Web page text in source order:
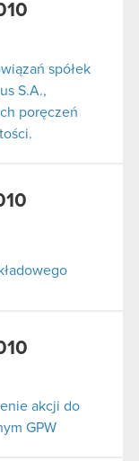
spółek
S.A.,
poręczeń
akcji do
GPW